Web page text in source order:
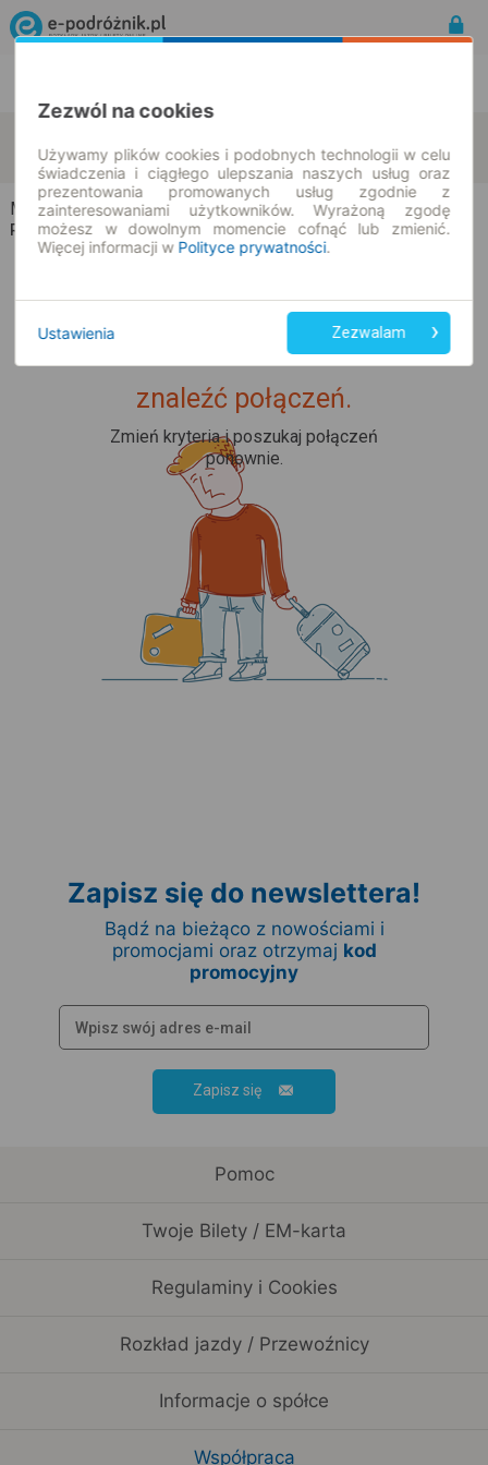
10.08.2026 | -- : --
zmień kryteria
Michałów → Góry Złotnickie
Rozkład jazdy i bilety
Upss... Nie udało nam się
znaleźć połączeń.
Zmień kryteria i poszukaj połączeń
ponownie.
Zapisz się do newslettera!
Bądź na bieżąco z nowościami i
promocjami oraz otrzymaj kod
promocyjny
Zapisz się
Pomoc
Twoje Bilety / EM-karta
Regulaminy i Cookies
Rozkład jazdy / Przewoźnicy
Informacje o spółce
Współpraca
Zezwól na cookies
Używamy plików cookies i podobnych technologii w celu
świadczenia i ciągłego ulepszania naszych usług oraz
prezentowania promowanych usług zgodnie z
zainteresowaniami użytkowników. Wyrażoną zgodę
możesz w dowolnym momencie cofnąć lub zmienić.
Więcej informacji w Polityce prywatności.
Ustawienia Zezwalam